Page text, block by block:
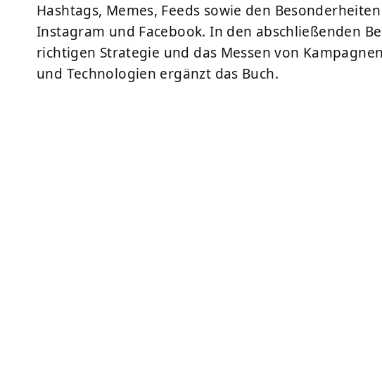
Hashtags, Memes, Feeds sowie den
Instagram und Facebook. In den abschließenden
richtigen Strategie und das Messen von
und Technologien ergänzt das Buch.